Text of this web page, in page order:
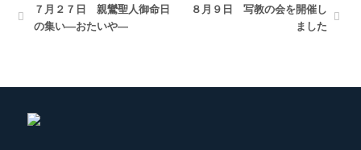
７月２７日 親鸞聖人御命日
の集い―おたいや―
８月９日 写教の会を開催し
ました